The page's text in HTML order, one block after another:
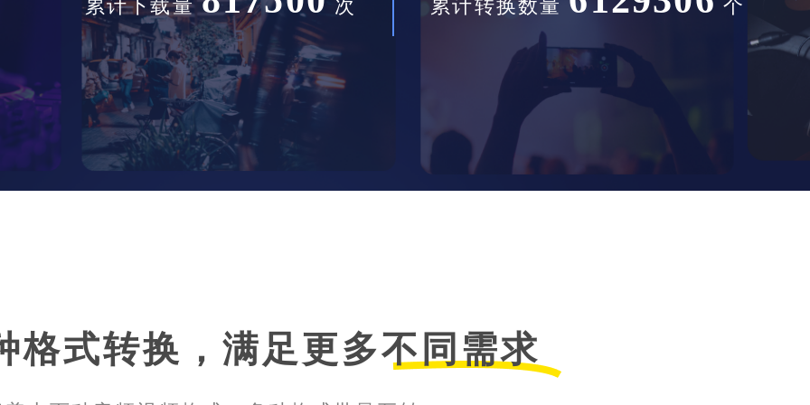
累计下载量 次 累计转换数量 个
格式转换，满足更多不同需求